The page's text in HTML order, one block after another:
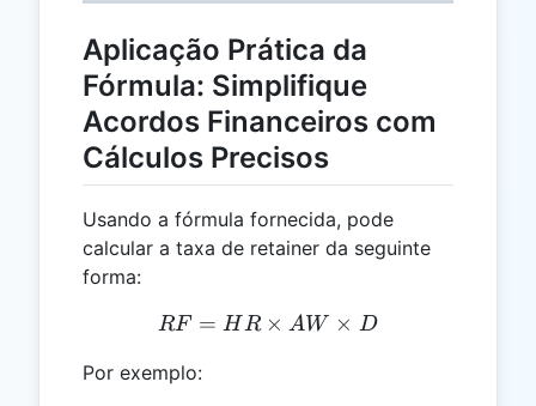
Aplicação Prática da
Fórmula: Simplifique
Acordos Financeiros com
Cálculos Precisos
Usando a fórmula fornecida, pode
calcular a taxa de retainer da seguinte
forma:
RF = HR \times AW
RF = HR × AW × D
Por exemplo: